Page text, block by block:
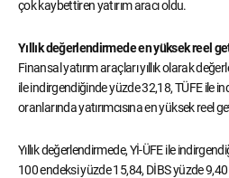
çok kaybettiren yatırım aracı oldu.
Yıllık değerlendirmede en yüksek reel
Finansal yatırım araçları yıllık olarak
ile indirgendiğinde yüzde 32,18, TÜFE ile
oranlarında yatırımcısına en yüksek reel
Yıllık değerlendirmede, Yİ-ÜFE ile
100 endeksi yüzde 15,84, DİBS yüzde